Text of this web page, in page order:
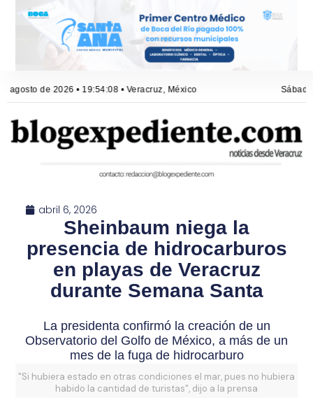
agosto de 2026 • 19:54:08 • Veracruz, México
abril 6, 2026
Sheinbaum niega la
presencia de hidrocarburos
en playas de Veracruz
durante Semana Santa
La presidenta confirmó la creación de un
Observatorio del Golfo de México, a más de un
mes de la fuga de hidrocarburo
"Si hubiera estado en otras condiciones el mar, pues no hubiera
habido la cantidad de turistas", dijo a la prensa